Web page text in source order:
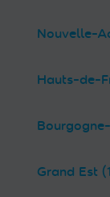
Nouvelle-
Hauts-de-
Grand Est